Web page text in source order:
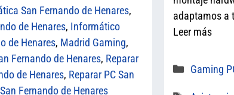
San Fernando de Henares,
de Henares, Informático
de Henares, Madrid Gaming,
Fernando de Henares, Reparar
de Henares, Reparar PC San
San Fernando de Henares
adaptamos a
Leer más
Gaming